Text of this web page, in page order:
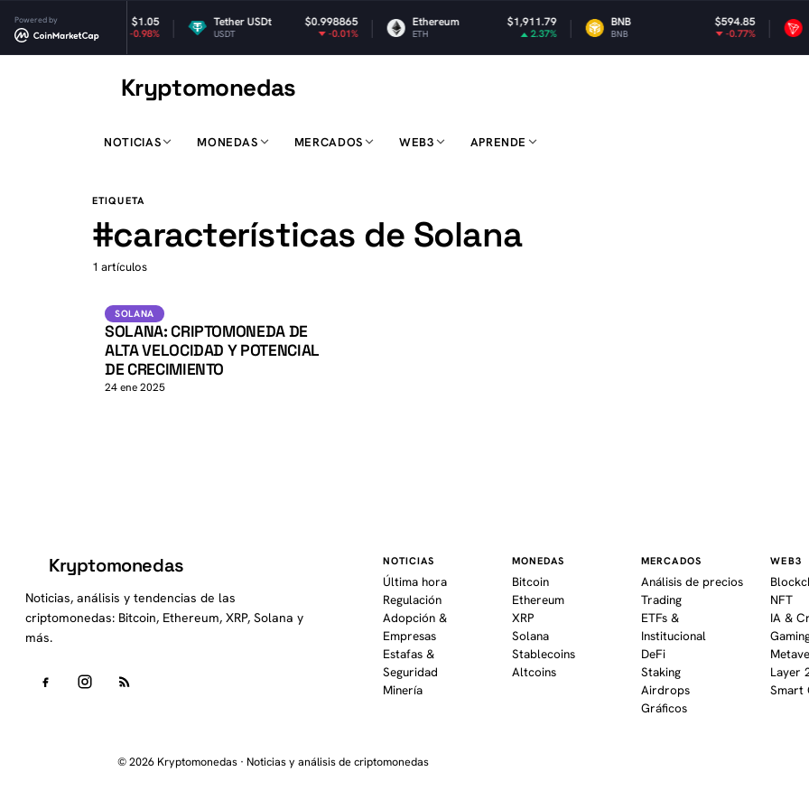
Powered by $1.05
-0.98%
Tether USDt $0.998865
USDT -0.01%
Ethereum $1,911.79
ETH 2.37%
BNB $594.85
BNB -0.77% TRX
Kryptomonedas
NOTICIAS MONEDAS MERCADOS WEB3 APRENDE
ETIQUETA
#características de Solana
1 artículos
SOLANA K
SOLANA
SOLANA: CRIPTOMONEDA DE
ALTA VELOCIDAD Y POTENCIAL
DE CRECIMIENTO
24 ene 2025
Kryptomonedas
Noticias, análisis y tendencias de las
criptomonedas: Bitcoin, Ethereum, XRP, Solana y
más.
NOTICIAS
Última hora
Regulación
Adopción &
Empresas
Estafas &
Seguridad
Minería
MONEDAS
Bitcoin
Ethereum
XRP
Solana
Stablecoins
Altcoins
MERCADOS
Análisis de precios
Trading
ETFs &
Institucional
DeFi
Staking
Airdrops
Gráficos
WEB3
NFT
IA &
Layer
Smart
© 2026 Kryptomonedas · Noticias y análisis de criptomonedas